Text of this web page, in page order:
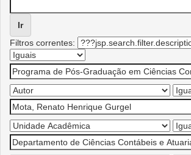
Filtros correntes: